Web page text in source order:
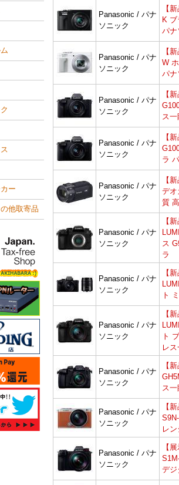
Panasonic / パナ
ソニック
【
K
パナ
Panasonic / パナ
ソニック
【
W
パナ
Panasonic / パナ
ソニック
【
ス
Panasonic / パナ
ソニック
【
ラ
Panasonic / パナ
ソニック
【
デオ
質
Panasonic / パナ
ソニック
【
ス
ラ
Panasonic / パナ
ソニック
【
ト
Panasonic / パナ
ソニック
【
ト
レ
Panasonic / パナ
ソニック
【
ス
Panasonic / パナ
ソニック
【
レン
Panasonic / パナ
ソニック
【
デジ
ー
他取寄品